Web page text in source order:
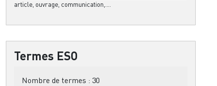
article, ouvrage, communication,....
Termes ESO
Nombre de termes : 30